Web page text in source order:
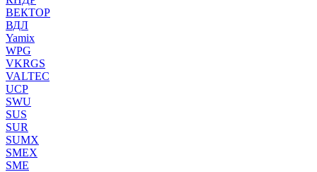
ВЕКТОР
ВДЛ
Yamix
WPG
VKRGS
VALTEC
UCP
SWU
SUS
SUR
SUMX
SMEX
SME